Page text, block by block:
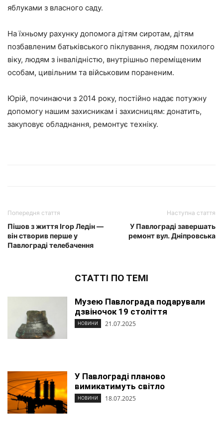
яблуками з власного саду.
На їхньому рахунку допомога дітям сиротам, дітям
позбавленим батьківського піклування, людям похилого
віку, людям з інвалідністю, внутрішньо переміщеним
особам, цивільним та військовим пораненим.
Юрій, починаючи з 2014 року, постійно надає потужну
допомогу нашим захисникам і захисницям: донатить,
закуповує обладнання, ремонтує техніку.
Попередня стаття
Пішов з життя Ігор Ледін —
він створив перше у
Павлограді телебачення
Наступна стаття
У Павлограді завершать
ремонт вул. Дніпровська
СТАТТІ ПО ТЕМІ
Музею Павлограда подарували
дзвіночок 19 століття
НОВИНИ 21.07.2025
У Павлограді планово
вимикатимуть світло
НОВИНИ 18.07.2025